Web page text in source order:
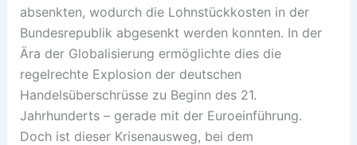
absenkten, wodurch die Lohnstückkosten in der
Bundesrepublik abgesenkt werden konnten. In der
Ära der Globalisierung ermöglichte dies die
regelrechte Explosion der deutschen
Handelsüberschrüsse zu Beginn des 21.
Jahrhunderts – gerade mit der Euroeinführung.
Doch ist dieser Krisenausweg, bei dem